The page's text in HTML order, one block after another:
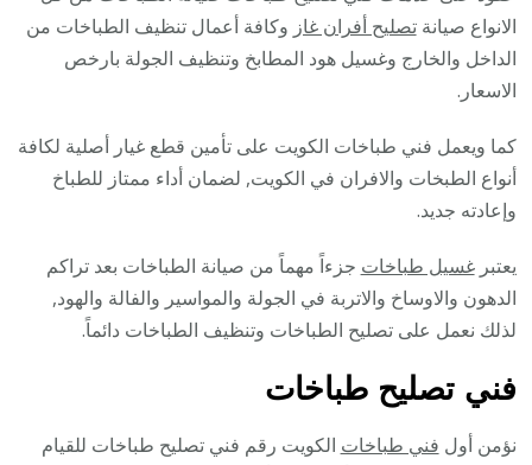
الانواع صيانةتصليح أفران غاز وكافة أعمال تنظيف الطباخات من
الداخل والخارج وغسيل هود المطابخ وتنظيف الجولة بارخص
الاسعار.
كما ويعمل فني طباخات الكويت على تأمين قطع غيار أصلية لكافة
أنواع الطبخات والافران في الكويت, لضمان أداء ممتاز للطباخ
وإعادته جديد.
يعتبرغسيل طباخات جزءاً مهماً من صيانة الطباخات بعد تراكم
الدهون والاوساخ والاتربة في الجولة والمواسير والفالة والهود,
لذلك نعمل على تصليح الطباخات وتنظيف الطباخات دائماً.
فني تصليح طباخات
نؤمن أول فني طباخات الكويت رقم فني تصليح طباخات للقيام